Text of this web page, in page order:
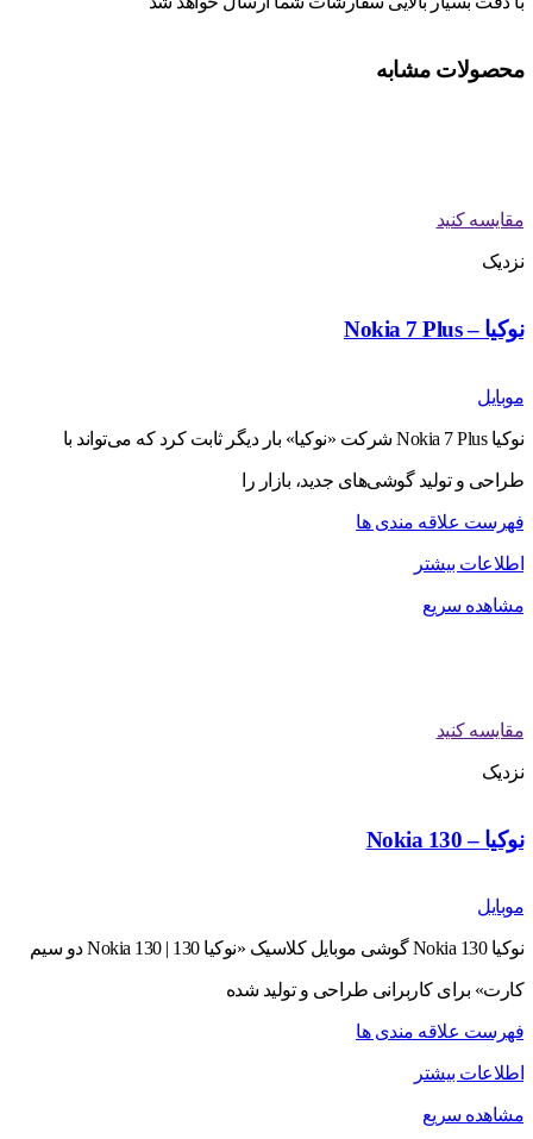
محصولات مشابه
مقایسه کنید
نزدیک
نوکیا – Nokia 7 Plus
موبایل
نوکیا Nokia 7 Plus شرکت «نوکیا» بار دیگر ثابت کرد که می‌تواند با
طراحی و تولید گوشی‌های جدید، بازار را
فهرست علاقه مندی ها
اطلاعات بیشتر
مشاهده سریع
مقایسه کنید
نزدیک
نوکیا – Nokia 130
موبایل
نوکیا Nokia 130 گوشی موبایل کلاسیک «نوکیا 130 | Nokia 130 دو سیم
کارت» برای کاربرانی طراحی و تولید شده
فهرست علاقه مندی ها
اطلاعات بیشتر
مشاهده سریع